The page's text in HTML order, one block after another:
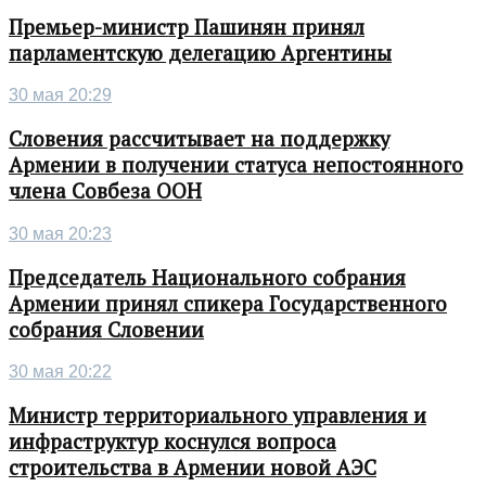
Премьер-министр Пашинян принял
парламентскую делегацию Аргентины
30 мая 20:29
Словения рассчитывает на поддержку
Армении в получении статуса непостоянного
члена Совбеза ООН
30 мая 20:23
Председатель Национального собрания
Армении принял спикера Государственного
собрания Словении
30 мая 20:22
Министр территориального управления и
инфраструктур коснулся вопроса
строительства в Армении новой АЭС